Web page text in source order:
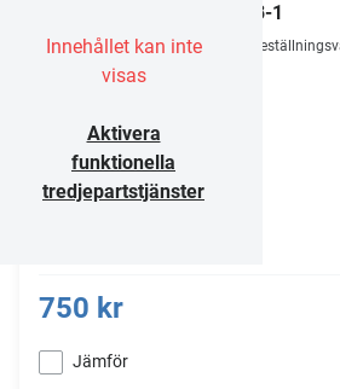
Innehållet kan inte
visas
Aktivera
funktionella
tredjepartstjänster
UDB-1
750 kr
Jämför